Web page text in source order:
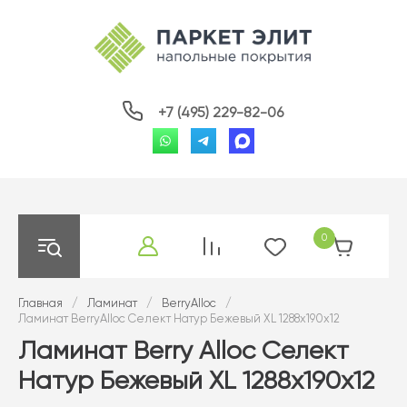
+7 (495) 229-82-06
0
Главная / Ламинат / BerryAlloc
/
Ламинат BerryAlloc Селект Натур Бежевый XL 1288x190x12
Ламинат Berry Alloc Селект
Натур Бежевый XL 1288x190x12